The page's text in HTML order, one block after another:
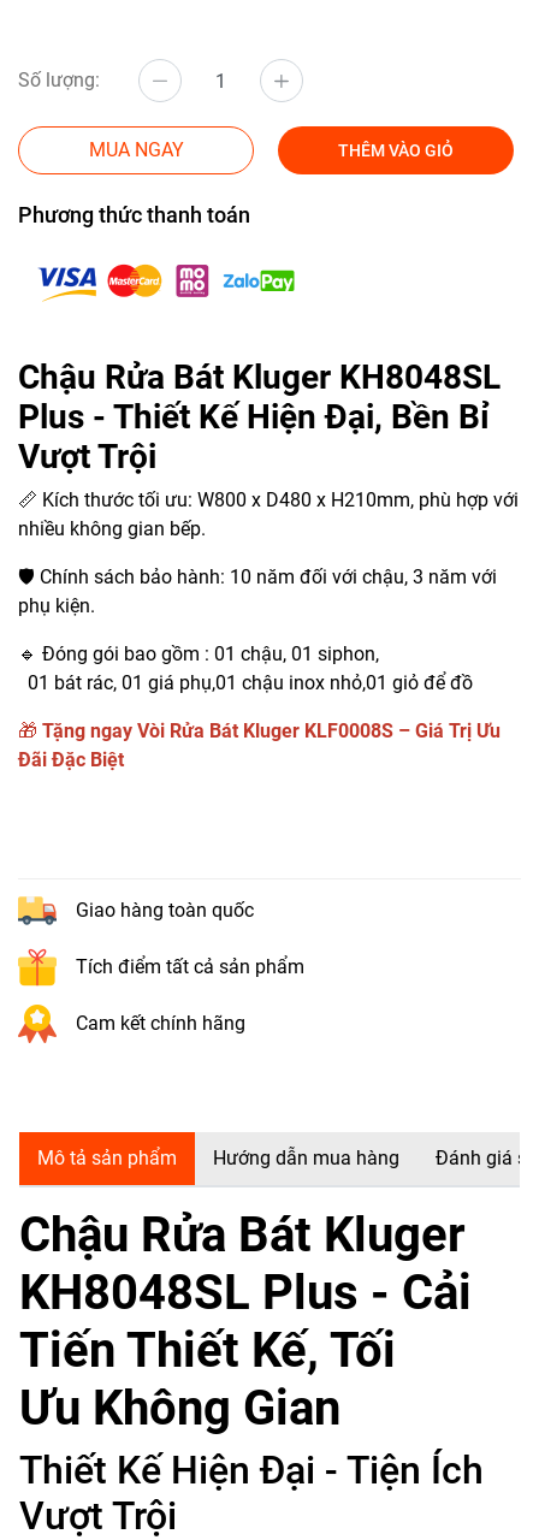
Số lượng:
MUA NGAY THÊM VÀO GIỎ
Phương thức thanh toán
Chậu Rửa Bát Kluger KH8048SL
Plus - Thiết Kế Hiện Đại, Bền Bỉ
Vượt Trội
📏 Kích thước tối ưu: W800 x D480 x H210mm, phù hợp với
nhiều không gian bếp.
🛡 Chính sách bảo hành: 10 năm đối với chậu, 3 năm với
phụ kiện.
🔹 Đóng gói bao gồm : 01 chậu, 01 siphon,
01 bát rác, 01 giá phụ,01 chậu inox nhỏ,01 giỏ để đồ
🎁 Tặng ngay Vòi Rửa Bát Kluger KLF0008S – Giá Trị Ưu
Đãi Đặc Biệt
Giao hàng toàn quốc
Tích điểm tất cả sản phẩm
Cam kết chính hãng
Mô tả sản phẩm Hướng dẫn mua hàng Đánh giá
Chậu Rửa Bát Kluger
KH8048SL Plus - Cải
Tiến Thiết Kế, Tối
Ưu Không Gian
Thiết Kế Hiện Đại - Tiện Ích
Vượt Trội